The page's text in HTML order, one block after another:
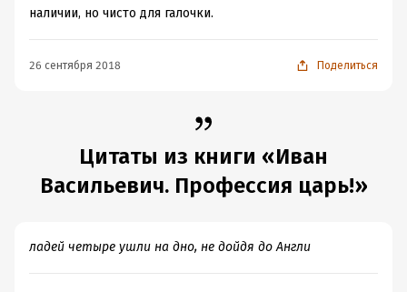
наличии, но чисто для галочки.
26 сентября 2018 Поделиться
Цитаты из книги «Иван
Васильевич. Профессия царь!»
ладей четыре ушли на дно, не дойдя до Англи